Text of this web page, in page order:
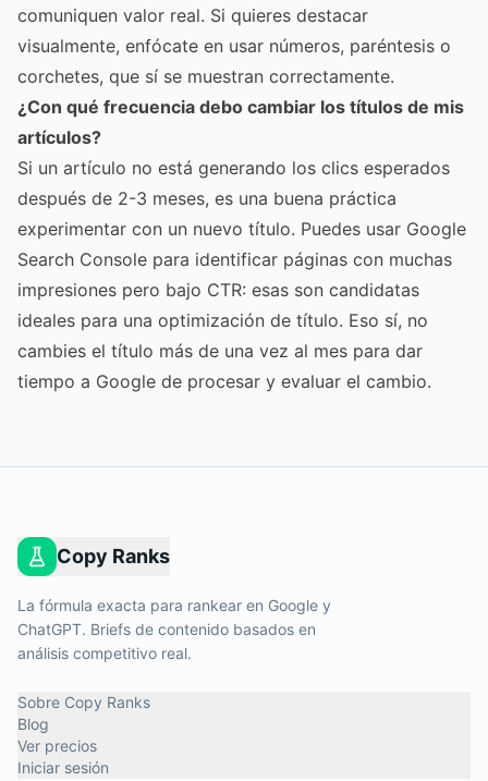
comuniquen valor real. Si quieres destacar
visualmente, enfócate en usar números, paréntesis o
corchetes, que sí se muestran correctamente.
¿Con qué frecuencia debo cambiar los títulos de mis
artículos?
Si un artículo no está generando los clics esperados
después de 2-3 meses, es una buena práctica
experimentar con un nuevo título. Puedes usar Google
Search Console para identificar páginas con muchas
impresiones pero bajo CTR: esas son candidatas
ideales para una optimización de título. Eso sí, no
cambies el título más de una vez al mes para dar
tiempo a Google de procesar y evaluar el cambio.
Copy Ranks
La fórmula exacta para rankear en Google y
ChatGPT. Briefs de contenido basados en
análisis competitivo real.
Sobre Copy Ranks
Blog
Ver precios
Iniciar sesión